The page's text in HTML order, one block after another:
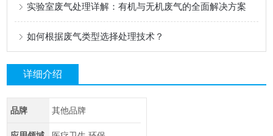
实验室废气处理详解：有机与无机废气的全面解决方案​
如何根据废气类型选择处理技术？
详细介绍
品牌 其他品牌